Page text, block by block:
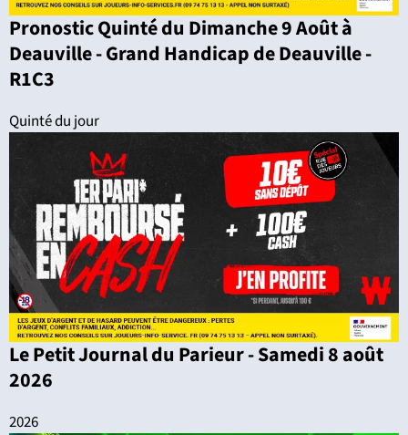
Pronostic Quinté du Dimanche 9 Août à
Deauville - Grand Handicap de Deauville -
R1C3
Quinté du jour
Le Petit Journal du Parieur - Samedi 8 août
2026
2026